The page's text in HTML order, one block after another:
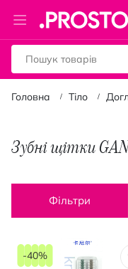
Toggle
Nav
Головна Тіло
Зубні щітки
Фільтри
-40%